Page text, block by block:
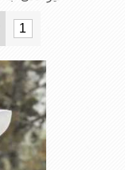
آفتاب های
پوست صورت